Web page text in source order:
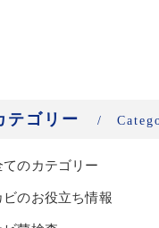
テゴリー
てのカテゴリー
ビのお役立ち情報